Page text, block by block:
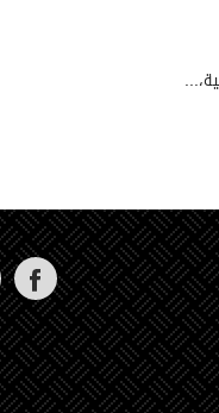
شارع رافع الاشجعي، حي ابحر الجنوبية، شمال جدة، جدة